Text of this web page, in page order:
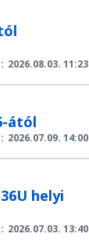
2026.08.03. 11:23
ától
2026.07.09. 14:00
helyi
2026.07.03. 13:40